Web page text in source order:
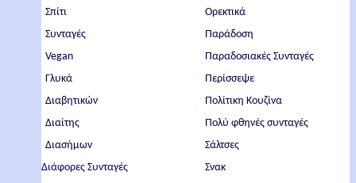
Σπίτι
Συνταγές
Vegan
Γλυκά
Διαβητικών
Διαίτης
Διασήμων
Διάφορες Συνταγές
Ορεκτικά
Παράδοση
Παραδοσιακές Συνταγές
Περίσσεψε
Πολίτικη Κουζίνα
Πολύ φθηνές συνταγές
Σάλτσες
Σνακ